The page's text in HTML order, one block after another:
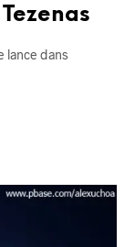
lance dans